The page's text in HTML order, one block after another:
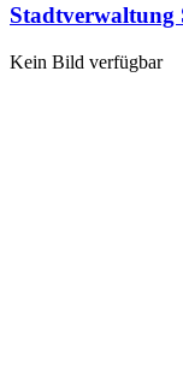
Stadtverwaltung
Kein Bild verfügbar